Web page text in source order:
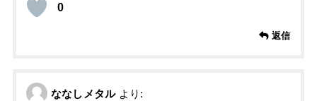
0
返信
ななしメタル より: